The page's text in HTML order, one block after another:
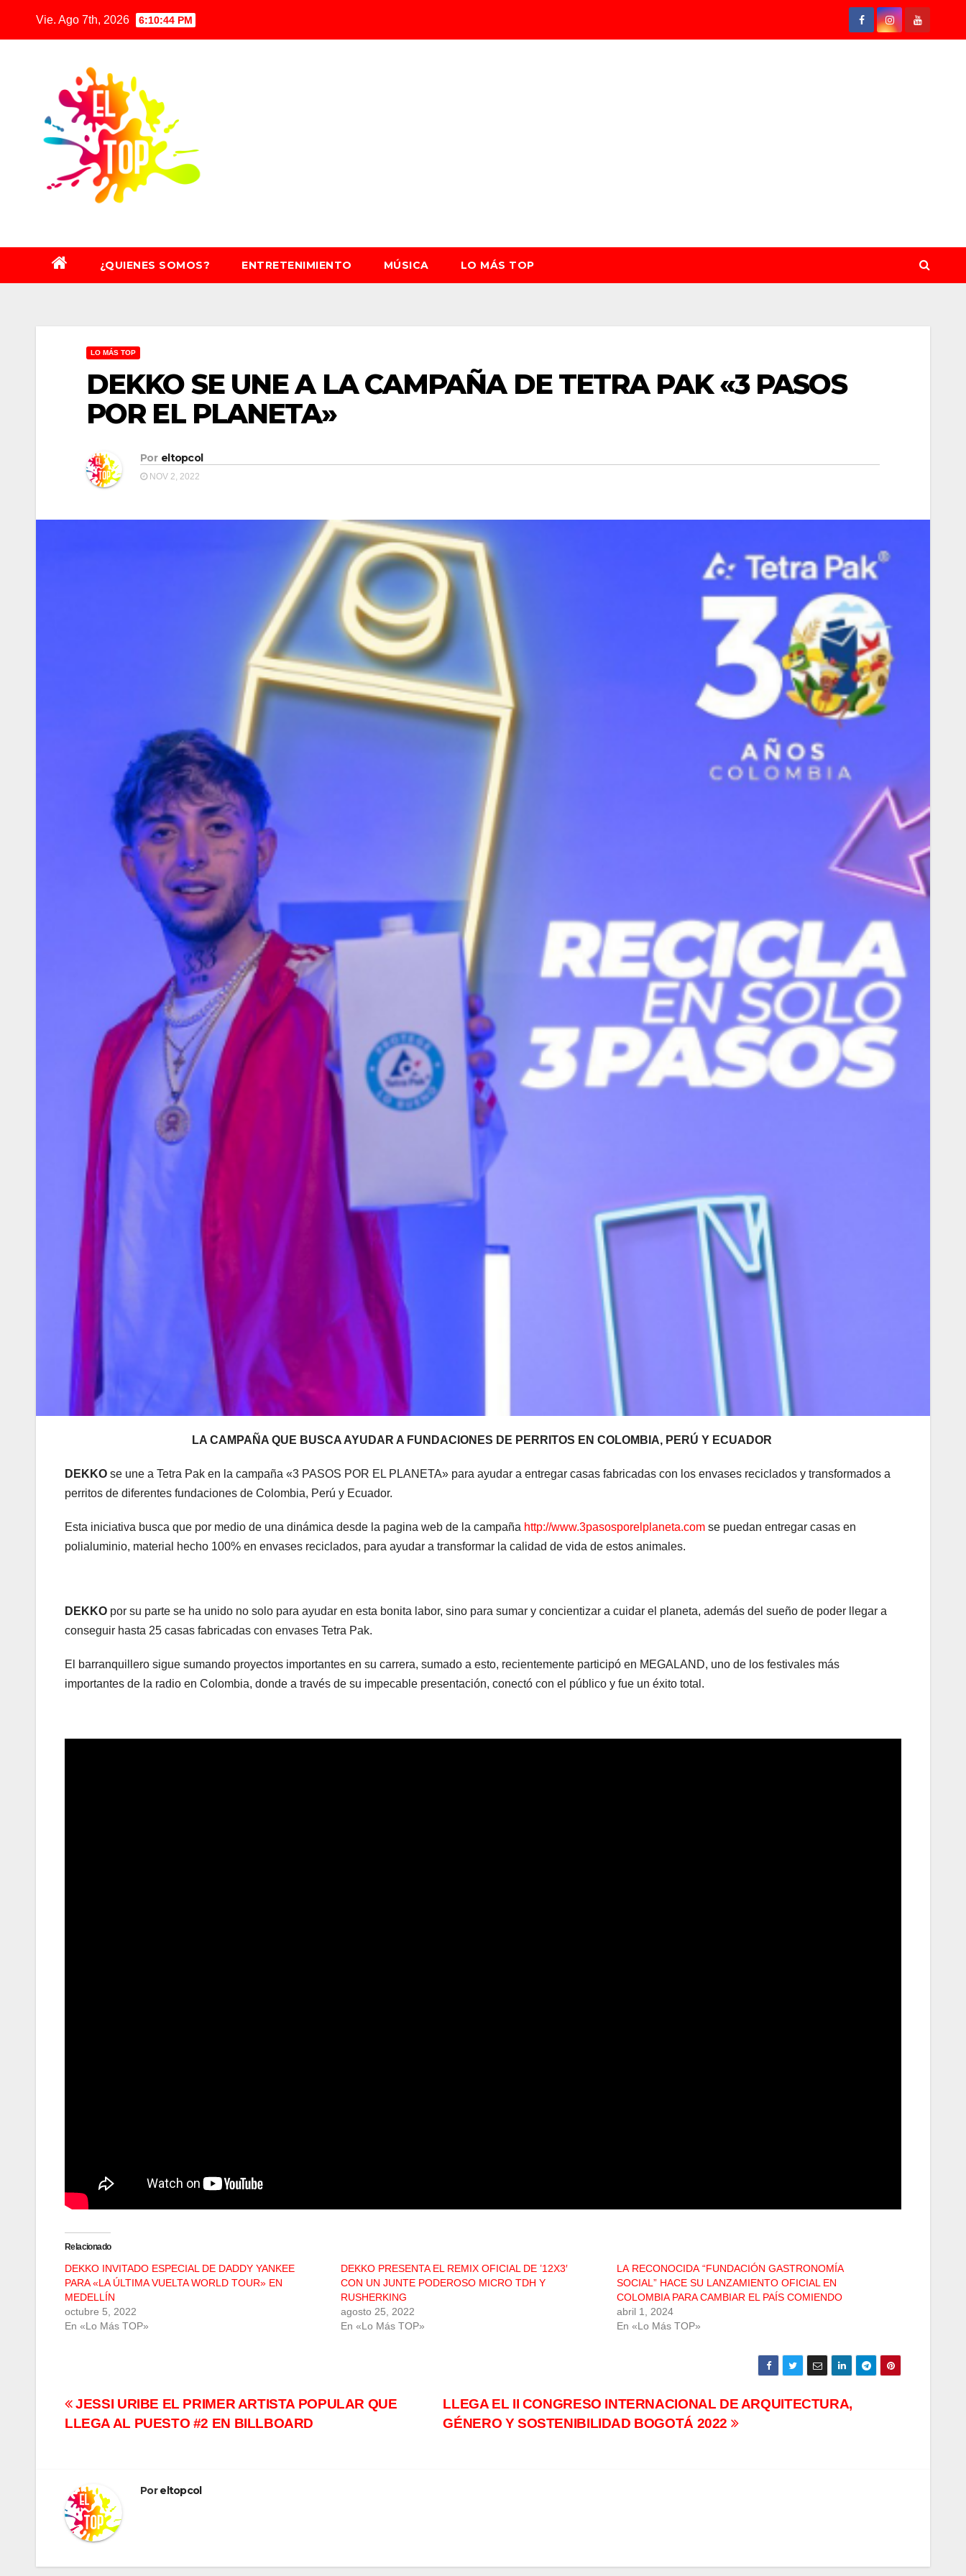
Vie. Ago 7th, 2026 6:10:45 PM
¿QUIENES SOMOS? ENTRETENIMIENTO MÚSICA LO MÁS TOP
LO MÁS TOP
DEKKO SE UNE A LA CAMPAÑA DE TETRA PAK «3 PASOS
POR EL PLANETA»
Por eltopcol
NOV 2, 2022
LA CAMPAÑA QUE BUSCA AYUDAR A FUNDACIONES DE PERRITOS EN COLOMBIA, PERÚ Y ECUADOR
DEKKO se une a Tetra Pak en la campaña «3 PASOS POR EL PLANETA» para ayudar a entregar casas fabricadas con los envases reciclados y transformados a
perritos de diferentes fundaciones de Colombia, Perú y Ecuador.
Esta iniciativa busca que por medio de una dinámica desde la pagina web de la campaña http://www.3pasosporelplaneta.com se puedan entregar casas en
polialuminio, material hecho 100% en envases reciclados, para ayudar a transformar la calidad de vida de estos animales.
DEKKO por su parte se ha unido no solo para ayudar en esta bonita labor, sino para sumar y concientizar a cuidar el planeta, además del sueño de poder llegar a
conseguir hasta 25 casas fabricadas con envases Tetra Pak.
El barranquillero sigue sumando proyectos importantes en su carrera, sumado a esto, recientemente participó en MEGALAND, uno de los festivales más
importantes de la radio en Colombia, donde a través de su impecable presentación, conectó con el público y fue un éxito total.
Relacionado
DEKKO INVITADO ESPECIAL DE DADDY YANKEE
PARA «LA ÚLTIMA VUELTA WORLD TOUR» EN
MEDELLÍN
octubre 5, 2022
En «Lo Más TOP»
DEKKO PRESENTA EL REMIX OFICIAL DE ’12X3′
CON UN JUNTE PODEROSO MICRO TDH Y
RUSHERKING
agosto 25, 2022
En «Lo Más TOP»
LA RECONOCIDA “FUNDACIÓN GASTRONOMÍA
SOCIAL” HACE SU LANZAMIENTO OFICIAL EN
COLOMBIA PARA CAMBIAR EL PAÍS COMIENDO
abril 1, 2024
En «Lo Más TOP»
Navegación
LLEGA EL II CONGRESO INTERNACIONAL DE ARQUITECTURA,
GÉNERO Y SOSTENIBILIDAD BOGOTÁ 2022
JESSI URIBE EL PRIMER ARTISTA POPULAR QUE
LLEGA AL PUESTO #2 EN BILLBOARD
Poreltopcol